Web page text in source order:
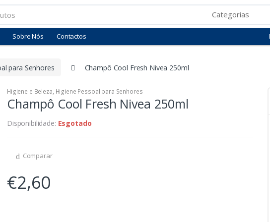
Sobre Nós Contactos
para Senhores Champô Cool Fresh Nivea 250ml
Higiene e Beleza, Higiene Pessoal para Senhores
Champô Cool Fresh Nivea 250ml
Disponibilidade: Esgotado
Comparar
€2,60